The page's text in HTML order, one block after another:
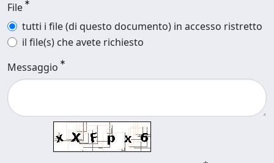
File
tutti i file (di questo documento) in accesso ristretto
il file(s) che avete richiesto
Messaggio